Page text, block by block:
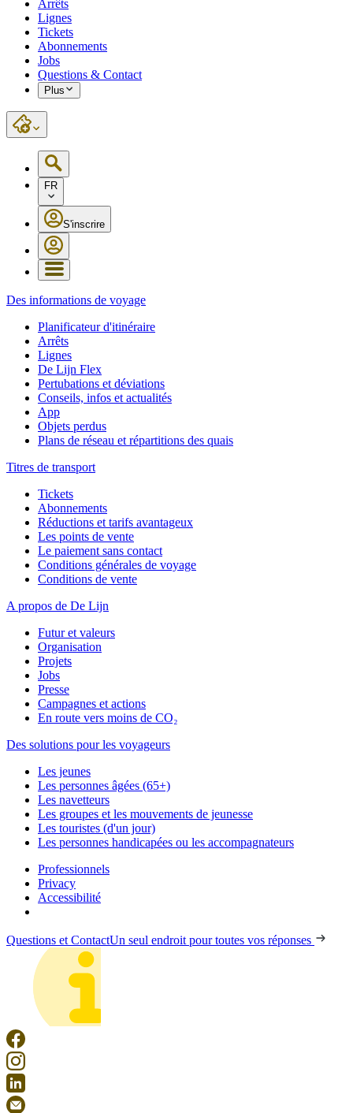
Arrêts
Lignes
Tickets
Abonnements
Jobs
Questions & Contact
Plus
FR
S'inscrire
Des informations de voyage
Planificateur d'itinéraire
Arrêts
Lignes
De Lijn Flex
Pertubations et déviations
Conseils, infos et actualités
App
Objets perdus
Plans de réseau et répartitions des quais
Titres de transport
Tickets
Abonnements
Réductions et tarifs avantageux
Les points de vente
Le paiement sans contact
Conditions générales de voyage
Conditions de vente
A propos de De Lijn
Futur et valeurs
Organisation
Projets
Jobs
Presse
Campagnes et actions
En route vers moins de CO₂
Des solutions pour les voyageurs
Les jeunes
Les personnes âgées (65+)
Les navetteurs
Les groupes et les mouvements de jeunesse
Les touristes (d'un jour)
Les personnes handicapées ou les accompagnateurs
Professionnels
Privacy
Accessibilité
Questions et ContactUn seul endroit pour toutes vos réponses